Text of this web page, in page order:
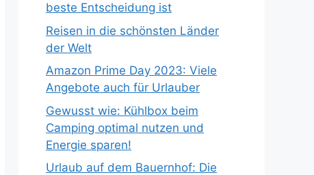
beste Entscheidung ist
Reisen in die schönsten Länder
der Welt
Amazon Prime Day 2023: Viele
Angebote auch für Urlauber
Gewusst wie: Kühlbox beim
Camping optimal nutzen und
Energie sparen!
Urlaub auf dem Bauernhof: Die